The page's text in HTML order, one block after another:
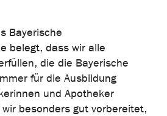
Bayerische
belegt, dass wir alle
die die Bayerische
für die Ausbildung
und Apotheker
besonders gut vorbereitet,